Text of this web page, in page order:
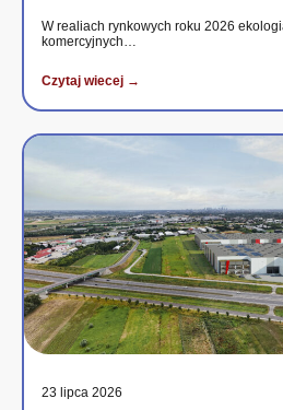
W realiach rynkowych roku 2026
komercyjnych…
Czytaj wiecej →
23 lipca 2026